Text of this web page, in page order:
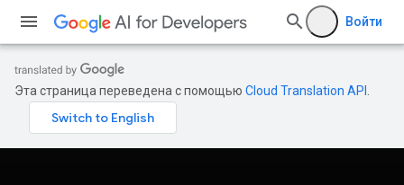
Войти
Эта страница переведена с помощью Cloud Translation API